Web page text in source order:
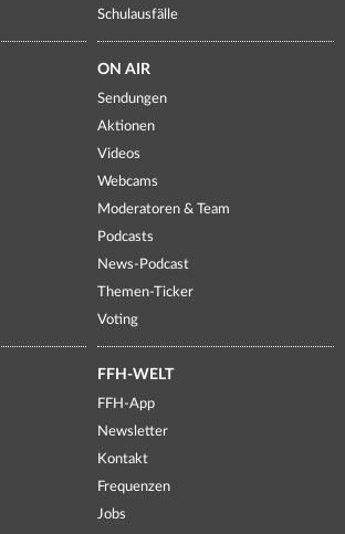
Schulausfälle
ON AIR
Sendungen
Aktionen
Videos
Webcams
Moderatoren & Team
Podcasts
News-Podcast
Themen-Ticker
Voting
FFH-WELT
FFH-App
Newsletter
Kontakt
Frequenzen
Jobs